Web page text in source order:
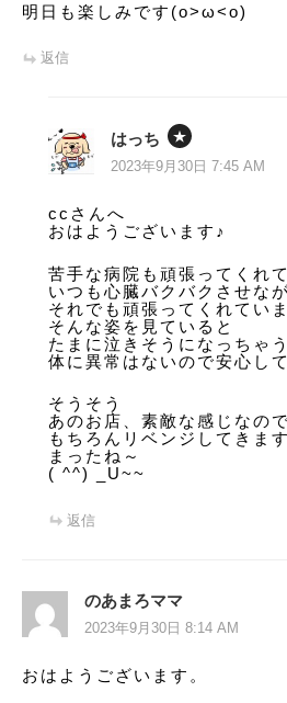
明日も楽しみです(o>ω<o)
返信
はっち
2023年9月30日 7:45 AM
ccさんへ
おはようございます♪
苦手な病院も頑張ってくれ
いつも心臓バクバクさせな
それでも頑張ってくれていま
そんな姿を見ていると
たまに泣きそうになっちゃ
体に異常はないので安心し
そうそう
あのお店、素敵な感じなので
もちろんリベンジしてきま
まったね～
( ^^) _U~~
返信
のあまろママ
2023年9月30日 8:14 AM
おはようございます。